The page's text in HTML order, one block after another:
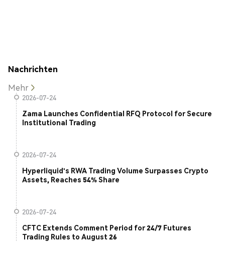
Nachrichten
Mehr
2026-07-24
Zama Launches Confidential RFQ Protocol for Secure
Institutional Trading
2026-07-24
Hyperliquid's RWA Trading Volume Surpasses Crypto
Assets, Reaches 54% Share
2026-07-24
CFTC Extends Comment Period for 24/7 Futures
Trading Rules to August 26